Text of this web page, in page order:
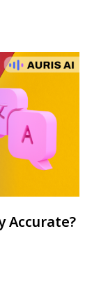
Accurate?